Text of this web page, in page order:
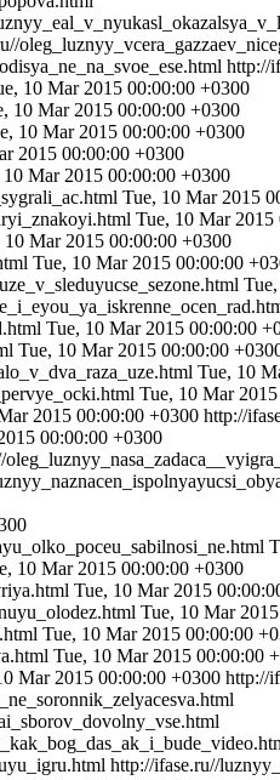
http://
10 Mar 2015 00:00:00 +0300
10 Mar 2015 00:00:00 +0300
10 Mar 2015 00:00:00 +0300
2015 00:00:00 +0300
10 Mar 2015 00:00:00 +0300
Tue, 10 Mar 2015
Tue, 10 Mar
10 Mar 2015 00:00:00 +0300
Tue, 10 Mar 2015 00:00:00
Tue, 10 Mar 2015 00:00:00
Tue, 10 Mar 2015 00:00:00
Tue, 10
Tue, 10 Mar
2015 00:00:00 +0300 http://
00:00:00 +0300
10 Mar 2015 00:00:00 +0300
Tue, 10 Mar 2015
Tue, 10 Mar
Tue, 10 Mar 2015 00:00:00
Tue, 10 Mar 2015 00:00:00
Mar 2015 00:00:00 +0300 http://
http://ifase.ru//